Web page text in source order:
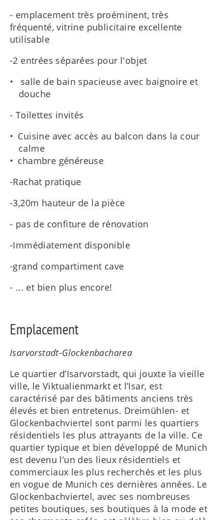
- emplacement très proéminent, très
fréquenté, vitrine publicitaire excellente
utilisable
-2 entrées séparées pour l'objet
salle de bain spacieuse avec baignoire et
douche
- Toilettes invités
Cuisine avec accès au balcon dans la cour
calme
chambre généreuse
-Rachat pratique
-3,20m hauteur de la pièce
- pas de confiture de rénovation
-Immédiatement disponible
-grand compartiment cave
- ... et bien plus encore!
Emplacement
Isarvorstadt-Glockenbacharea
Le quartier d’Isarvorstadt, qui jouxte la vieille
ville, le Viktualienmarkt et l’Isar, est
caractérisé par des bâtiments anciens très
élevés et bien entretenus. Dreimühlen- et
Glockenbachviertel sont parmi les quartiers
résidentiels les plus attrayants de la ville. Ce
quartier typique et bien développé de Munich
est devenu l’un des lieux résidentiels et
commerciaux les plus recherchés et les plus
en vogue de Munich ces dernières années. Le
Glockenbachviertel, avec ses nombreuses
petites boutiques, ses boutiques à la mode et